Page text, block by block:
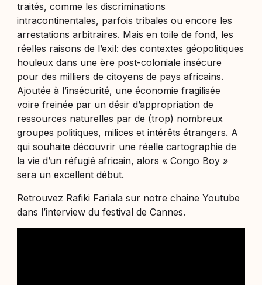
traités, comme les discriminations
intracontinentales, parfois tribales ou encore les
arrestations arbitraires. Mais en toile de fond, les
réelles raisons de l’exil: des contextes géopolitiques
houleux dans une ère post-coloniale insécure
pour des milliers de citoyens de pays africains.
Ajoutée à l’insécurité, une économie fragilisée
voire freinée par un désir d’appropriation de
ressources naturelles par de (trop) nombreux
groupes politiques, milices et intérêts étrangers. A
qui souhaite découvrir une réelle cartographie de
la vie d’un réfugié africain, alors « Congo Boy »
sera un excellent début.
Retrouvez Rafiki Fariala sur notre chaine Youtube
dans l’interview du festival de Cannes.